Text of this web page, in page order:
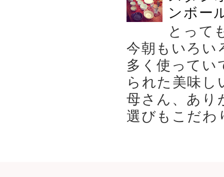
ンボー
とって
今朝もいろい
多く使ってい
られた美味
母さん、あり
選びもこだ